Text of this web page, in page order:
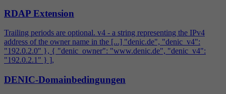
RDAP Extension
Trailing periods are optional. v4 - a string representing the IPv4
address of the owner name in the [...] "denic.de", "denic_v4":
"192.0.2.0" }, { "denic_owner": "www.denic.de", "denic_v4":
"192.0.2.1" } ],
DENIC-Domainbedingungen